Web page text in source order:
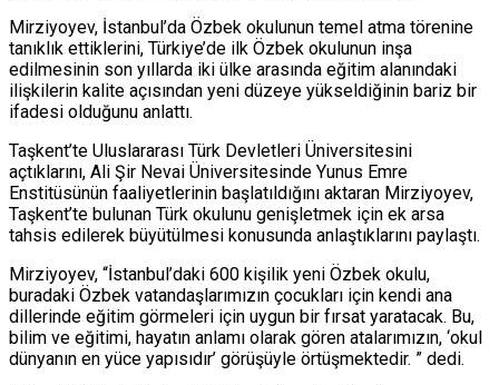
Mirziyoyev, İstanbul’da Özbek okulunun temel atma törenine
tanıklık ettiklerini, Türkiye’de ilk Özbek okulunun inşa
edilmesinin son yıllarda iki ülke arasında eğitim alanındaki
ilişkilerin kalite açısından yeni düzeye yükseldiğinin bariz bir
ifadesi olduğunu anlattı.
Taşkent’te Uluslararası Türk Devletleri Üniversitesini
açtıklarını, Ali Şir Nevai Üniversitesinde Yunus Emre
Enstitüsünün faaliyetlerinin başlatıldığını aktaran Mirziyoyev,
Taşkent’te bulunan Türk okulunu genişletmek için ek arsa
tahsis edilerek büyütülmesi konusunda anlaştıklarını paylaştı.
Mirziyoyev, “İstanbul’daki 600 kişilik yeni Özbek okulu,
buradaki Özbek vatandaşlarımızın çocukları için kendi ana
dillerinde eğitim görmeleri için uygun bir fırsat yaratacak. Bu,
bilim ve eğitimi, hayatın anlamı olarak gören atalarımızın, ‘okul
dünyanın en yüce yapısıdır’ görüşüyle örtüşmektedir. ” dedi.